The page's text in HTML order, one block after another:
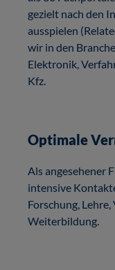
gezielt nach den
ausspielen
wir in den
Elektronik,
Kfz.
Optimale
Als angesehener
intensive
Forschung,
Weiterbildung.